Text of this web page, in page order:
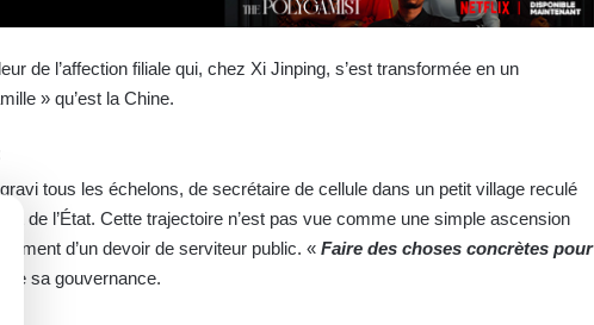
de l’affection filiale qui, chez Xi Jinping, s’est transformée en un
» qu’est la Chine.
tous les échelons, de secrétaire de cellule dans un petit village reculé
de l’État. Cette trajectoire n’est pas vue comme une simple ascension
d’un devoir de serviteur public. « Faire des choses concrètes pour
sa gouvernance.